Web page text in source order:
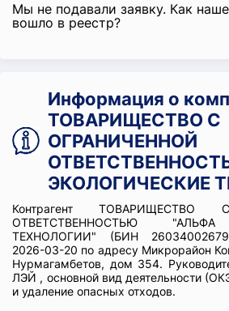
Мы не подавали заявку. Как
вошло в реестр?
Информация о
ТОВАРИЩЕСТВО С
ОГРАНИЧЕННОЙ
ЭКОЛОГИЧЕСКИЕ
Контрагент ТОВАРИЩЕСТВО
ОТВЕТСТВЕННОСТЬЮ "АЛЬФА
ТЕХНОЛОГИИ" (БИН
2026-03-20 по адресу Микрорайон
Нурмагамбетов, дом 354.
ЛЭЙ , основной вид деятельности
и удаление опасных отходов.